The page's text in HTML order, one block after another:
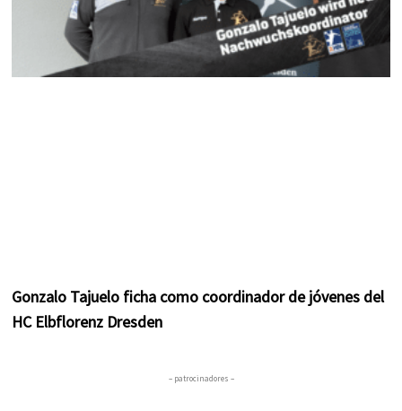
Gonzalo Tajuelo ficha como coordinador de jóvenes del
HC Elbflorenz Dresden
– patrocinadores –